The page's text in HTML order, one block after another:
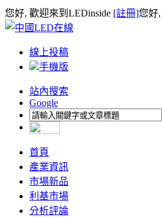
您好, 歡迎來到LEDinside [註冊]您好,
線上投稿
手機版
站內搜索
Google
首頁
產業資訊
市場新品
利基市場
分析評論